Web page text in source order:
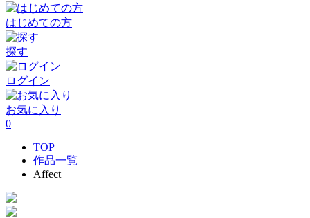
はじめての方
探す
ログイン
お気に入り
0
TOP
作品一覧
Affect